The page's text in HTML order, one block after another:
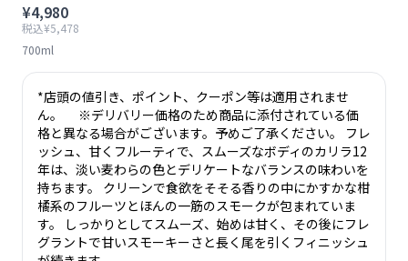
¥4,980
税込¥5,478
700ml
*店頭の値引き、ポイント、クーポン等は適用されませ
ん。 ※デリバリー価格のため商品に添付されている価
格と異なる場合がございます。予めご了承ください。 フレ
ッシュ、甘くフルーティで、スムーズなボディのカリラ12
年は、淡い麦わらの色とデリケートなバランスの味わいを
持ちます。 クリーンで食欲をそそる香りの中にかすかな柑
橘系のフルーツとほんの一筋のスモークが包まれていま
す。 しっかりとしてスムーズ、始めは甘く、その後にフレ
グラントで甘いスモーキーさと長く尾を引くフィニッシュ